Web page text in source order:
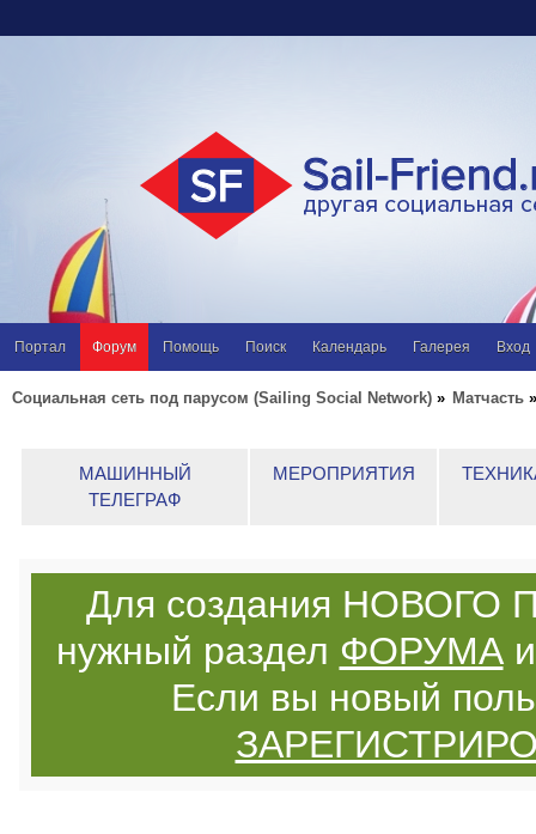
Портал Форум Помощь Поиск Календарь Галерея Вход
Социальная сеть под парусом (Sailing Social Network) » Матчасть
МАШИННЫЙ
ТЕЛЕГРАФ
МЕРОПРИЯТИЯ
Для создания НОВОГО
нужный раздел ФОРУМАи
Если вы новый